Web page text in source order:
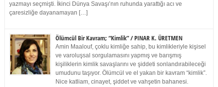
yazmayı seçmişti. İkinci Dünya Savaşı’nın ruhunda yarattığı acı ve
çaresizliğe dayanamayan […]
Ölümcül Bir Kavram; “Kimlik” / PINAR K. ÜRETMEN
Amin Maalouf, çoklu kimliğe sahip, bu kimlikleriyle kişisel
ve varoluşsal sorgulamasını yapmış ve barışmış
kişiliklerin kimlik savaşlarını ve şiddeti sonlandırabileceği
umudunu taşıyor. Ölümcül ve el yakan bir kavram “kimlik”.
Nice katliam, cinayet, şiddet ve vahşetin bahanesi.